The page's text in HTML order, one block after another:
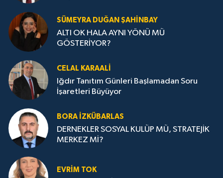
SÜMEYRA DUĞAN ŞAHINBAY
ALTI OK HALA AYNI YÖNÜ MÜ
GÖSTERİYOR?
CELAL KARAALİ
Iğdır Tanıtım Günleri Başlamadan Soru
İşaretleri Büyüyor
BORA İZKÜBARLAS
DERNEKLER SOSYAL KULÜP MÜ, STRATEJİK
MERKEZ Mİ?
EVRİM TOK